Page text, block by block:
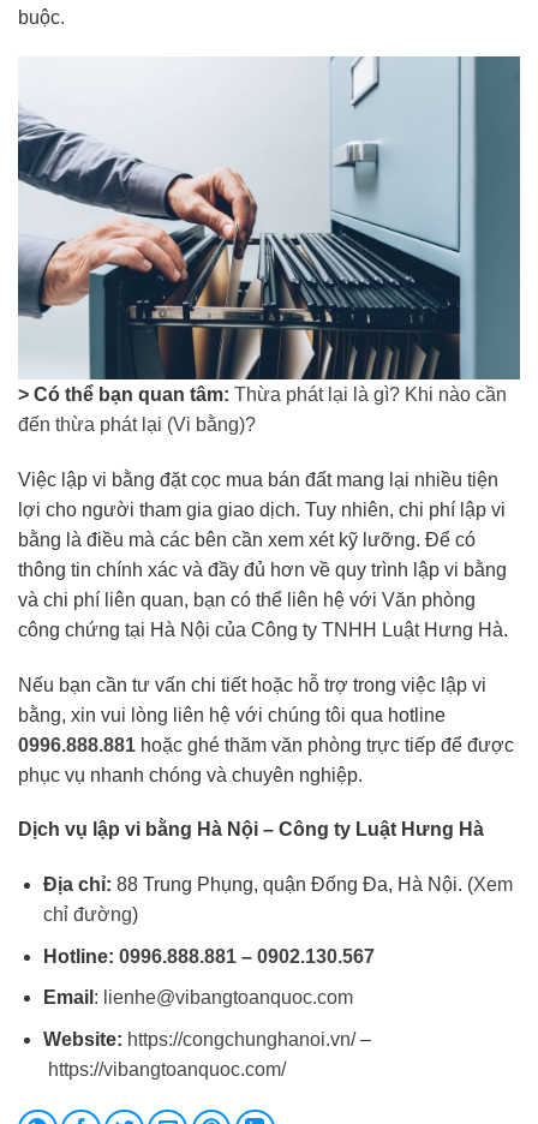
buộc.
> Có thể bạn quan tâm: Thừa phát lại là gì? Khi nào cần
đến thừa phát lại (Vi bằng)?
Việc lập vi bằng đặt cọc mua bán đất mang lại nhiều tiện
lợi cho người tham gia giao dịch. Tuy nhiên, chi phí lập vi
bằng là điều mà các bên cần xem xét kỹ lưỡng. Để có
thông tin chính xác và đầy đủ hơn về quy trình lập vi bằng
và chi phí liên quan, bạn có thể liên hệ với Văn phòng
công chứng tại Hà Nội của Công ty TNHH Luật Hưng Hà.
Nếu bạn cần tư vấn chi tiết hoặc hỗ trợ trong việc lập vi
bằng, xin vui lòng liên hệ với chúng tôi qua hotline
0996.888.881 hoặc ghé thăm văn phòng trực tiếp để được
phục vụ nhanh chóng và chuyên nghiệp.
Dịch vụ lập vi bằng Hà Nội – Công ty Luật Hưng Hà
Địa chỉ: 88 Trung Phụng, quận Đống Đa, Hà Nội. (Xem
chỉ đường)
Hotline: 0996.888.881– 0902.130.567
Email : lienhe@vibangtoanquoc.com
Website: https://congchunghanoi.vn/–
https://vibangtoanquoc.com/